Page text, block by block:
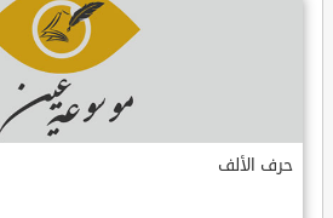
حرف الألف